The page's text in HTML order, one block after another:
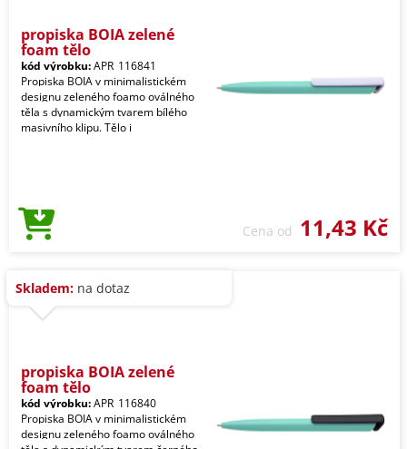
propiska BOIA zelené
foam tělo
kód výrobku:APR_116841
Propiska BOIA v minimalistickém
designu zeleného foamo oválného
těla s dynamickým tvarem bílého
masivního klipu. Tělo i
Cena od 11,43 Kč
Skladem: na dotaz
propiska BOIA zelené
foam tělo
kód výrobku:APR_116840
Propiska BOIA v minimalistickém
designu zeleného foamo oválného